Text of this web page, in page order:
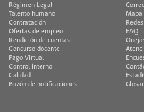
Régimen Legal
Talento humano
Contratación
Ofertas de empleo
Rendición de cuentas
Concurso docente
Pago Virtual
Control interno
Calidad
Buzón de notificaciones
Mapa
FAQ